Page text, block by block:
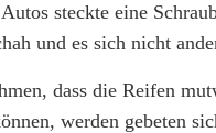
steckte eine
und es sich nicht
dass die Reifen
werden gebeten